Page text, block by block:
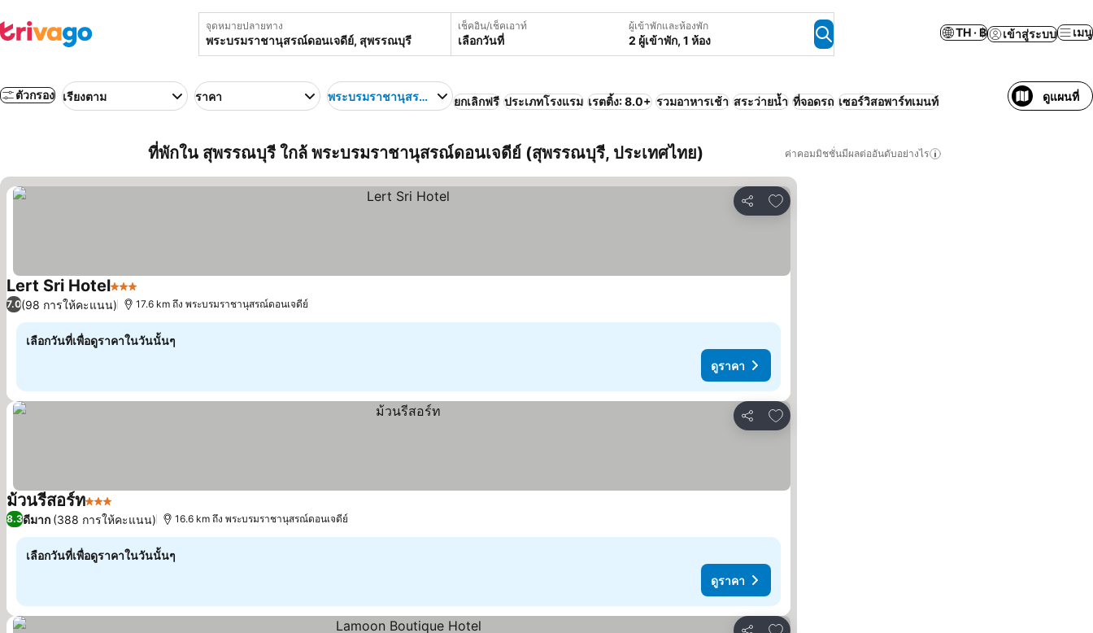
จุดหมายปลายทาง เช็คอิน/เช็คเอาท์
เลือกวันที่
ผู้เข้าพักและห้องพัก
2 ผู้เข้าพัก, 1 ห้อง
TH · ฿ เข้าสู่ระบบ เมนู
ตัวกรอง เรียงตาม ราคา พระบรมราชานุสรณ์ดอนเจดีย์ยกเลิกฟรี ประเภทโรงแรม เรตติ้ง: 8.0+ รวมอาหารเช้า สระว่ายน้ำ ที่จอดรถ เซอร์วิสอพาร์ทเมนท์ ดูแผนที่
ที่พักใน สุพรรณบุรี ใกล้ พระบรมราชานุสรณ์ดอนเจดีย์ (สุพรรณบุรี, ประเทศไทย) ค่าคอมมิชชั่นมีผลต่ออันดับอย่างไร
แชร์
เพิ่มในรายการโปรด
Lert Sri Hotel3 ดาว
7.0(98 การให้คะแนน) 17.6 km ถึง พระบรมราชานุสรณ์ดอนเจดีย์
เลือกวันที่เพื่อดูราคาในวันนั้นๆ
ดูราคา
แชร์
เพิ่มในรายการโปรด
ม้วนรีสอร์ท3 ดาว
8.3ดีมาก (388 การให้คะแนน) 16.6 km ถึง พระบรมราชานุสรณ์ดอนเจดีย์
เลือกวันที่เพื่อดูราคาในวันนั้นๆ
ดูราคา
เพิ่มในรายการโปรด